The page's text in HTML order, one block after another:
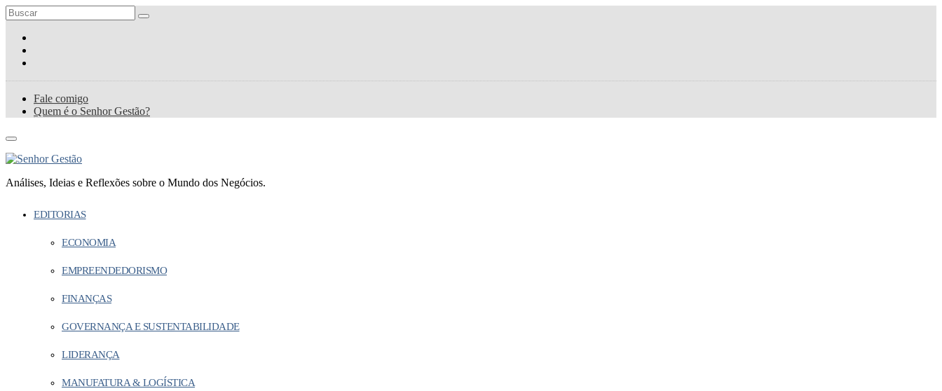
Fale comigo
Quem é o Senhor Gestão?
Análises, Ideias e Reflexões sobre o Mundo dos Negócios.
EDITORIAS
ECONOMIA
EMPREENDEDORISMO
FINANÇAS
GOVERNANÇA E SUSTENTABILIDADE
LIDERANÇA
MANUFATURA & LOGÍSTICA